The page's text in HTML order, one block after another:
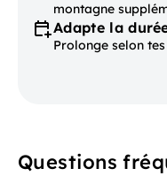
montagne
Adapte la
Prolonge selon
Questions